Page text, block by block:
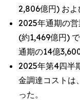
2,806億円) およ
2025年通期の
(約1,469億円)
通期の14億
2025年第4四半
金調達コストは
った。